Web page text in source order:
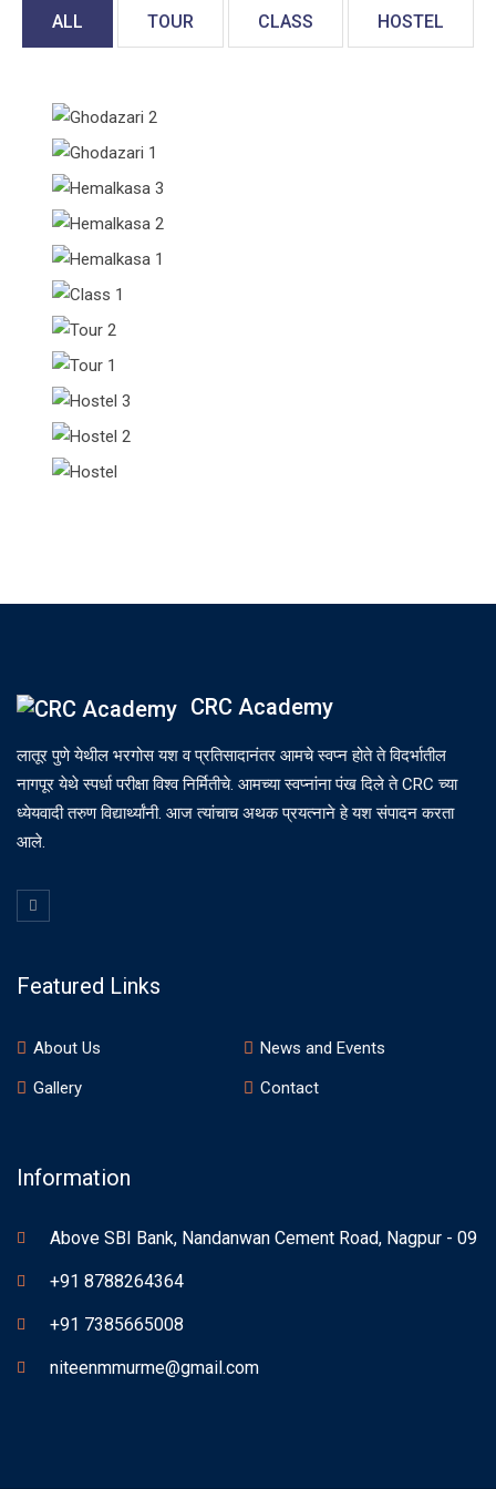
ALL TOUR CLASS HOSTEL
CRC Academy
लातूर पुणे येथील भरगोस यश व प्रतिसादानंतर आमचे स्वप्न होते ते विदर्भातील
नागपूर येथे स्पर्धा परीक्षा विश्व निर्मितीचे. आमच्या स्वप्नांना पंख दिले ते CRC च्या
ध्येयवादी तरुण विद्यार्थ्यांनी. आज त्यांचाच अथक प्रयत्नाने हे यश संपादन करता
आले.
Featured Links
About Us
News and Events
Gallery
Contact
Information
Above SBI Bank, Nandanwan Cement Road, Nagpur - 09
+91 8788264364
+91 7385665008
niteenmmurme@gmail.com